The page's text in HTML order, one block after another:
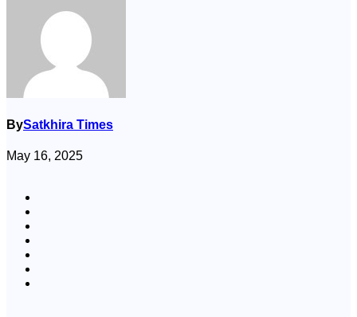
BySatkhira Times
May 16, 2025